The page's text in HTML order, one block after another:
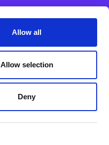
Allow all
Allow selection
Deny